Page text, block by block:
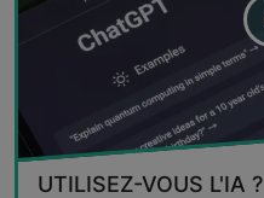
UTILISEZ-VOUS L'IA ?